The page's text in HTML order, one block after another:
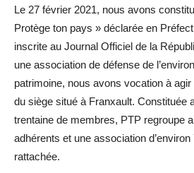
Le 27 février 2021, nous avons
Protège ton pays » déclarée en
inscrite au Journal Officiel de la
une association de défense de
patrimoine, nous avons vocation à
du siège situé à Franxault. Constituée
trentaine de membres, PTP regroupe
adhérents et une association
rattachée.